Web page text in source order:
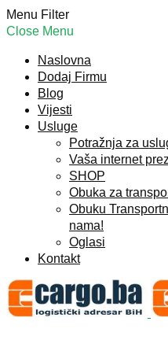
Menu Filter
Close Menu
Naslovna
Dodaj Firmu
Blog
Vijesti
Usluge
Potražnja za
Vaša internet
SHOP
Obuka za
Obuku
nama!
Oglasi
Kontakt